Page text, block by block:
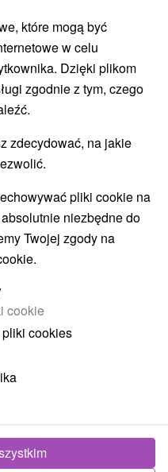
nam nową atrakcję
które mogą być
w celu
Dzięki plikom
zgodnie z tym, czego
zdecydować, na jakie
pliki cookie na
niezbędne do
Twojej zgody na
cookie
cookies